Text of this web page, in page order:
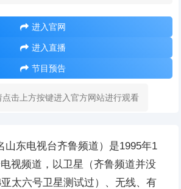
进入官网
进入直播
节目预告
击上方按键进入官方网站进行观看
山东电视台齐鲁频道）是1995年1
视频道，以卫星（齐鲁频道并没
太六号卫星测试过）、无线、有